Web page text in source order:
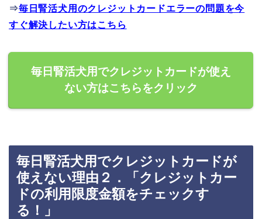
⇒毎日腎活犬用のクレジットカードエラーの問題を今
すぐ解決したい方はこちら
毎日腎活犬用でクレジットカードが使え
ない方はこちらをクリック
毎日腎活犬用でクレジットカードが
使えない理由２．「クレジットカー
ドの利用限度金額をチェックす
る！」